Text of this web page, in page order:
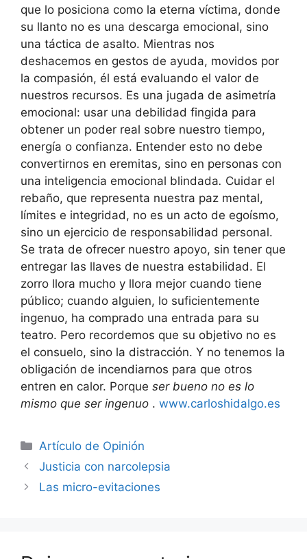
que lo posiciona como la eterna víctima, donde
su llanto no es una descarga emocional, sino
una táctica de asalto. Mientras nos
deshacemos en gestos de ayuda, movidos por
la compasión, él está evaluando el valor de
nuestros recursos. Es una jugada de asimetría
emocional: usar una debilidad fingida para
obtener un poder real sobre nuestro tiempo,
energía o confianza. Entender esto no debe
convertirnos en eremitas, sino en personas con
una inteligencia emocional blindada. Cuidar el
rebaño, que representa nuestra paz mental,
límites e integridad, no es un acto de egoísmo,
sino un ejercicio de responsabilidad personal.
Se trata de ofrecer nuestro apoyo, sin tener que
entregar las llaves de nuestra estabilidad. El
zorro llora mucho y llora mejor cuando tiene
público; cuando alguien, lo suficientemente
ingenuo, ha comprado una entrada para su
teatro. Pero recordemos que su objetivo no es
el consuelo, sino la distracción. Y no tenemos la
obligación de incendiarnos para que otros
entren en calor. Porque ser bueno no es lo
mismo que ser ingenuo . www.carloshidalgo.es
Artículo de Opinión
Justicia con narcolepsia
Las micro-evitaciones